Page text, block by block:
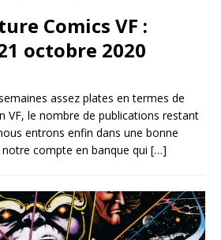
Comics VF :
octobre 2020
assez plates en termes de
VF, le nombre de publications restant
entrons enfin dans une bonne
compte en banque qui […]